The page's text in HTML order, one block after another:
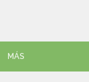
MÁS